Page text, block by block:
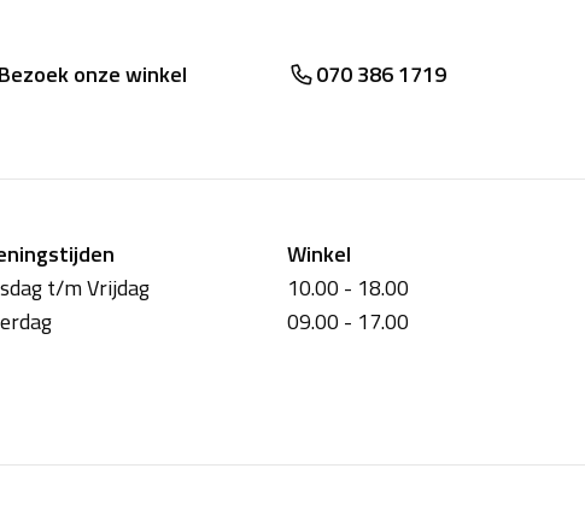
Bezoek onze winkel 070 386 1719
t/m Vrijdag
Winkel
10.00 - 18.00
09.00 - 17.00